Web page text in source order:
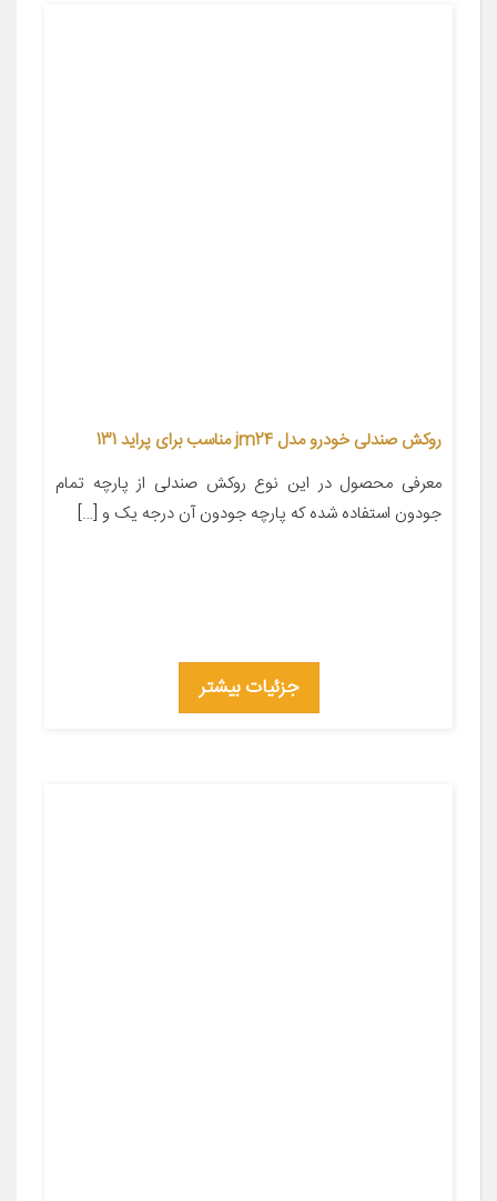
روکش صندلی خودرو مدل jm24 مناسب برای پراید 131
معرفی محصول در این نوع روکش صندلی از پارچه تمام
جودون استفاده شده که پارچه جودون آن درجه یک و […]
جزئیات بیشتر